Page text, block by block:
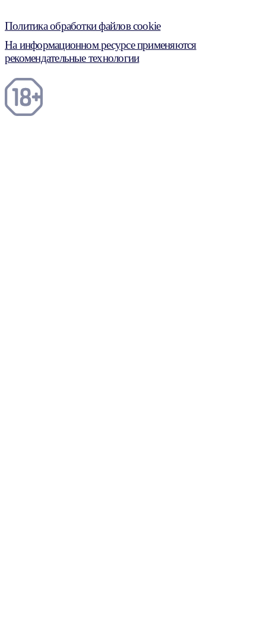
Политика обработки файлов cookie
На информационном ресурсе применяются
рекомендательные технологии